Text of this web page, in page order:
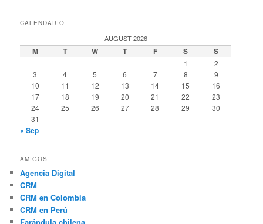
CALENDARIO
AUGUST 2026
M T W T F S S
1
2
3
4 5 6 7 8
9
10
11 12 13 14 15
16
17
18 19 20 21 22
23
24
25 26 27 28 29
30
31
« Sep
AMIGOS
Agencia Digital
CRM
CRM en Colombia
CRM en Perú